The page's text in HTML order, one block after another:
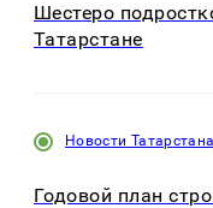
Шестеро
Татарстане
Новости Татарстана
Годовой план